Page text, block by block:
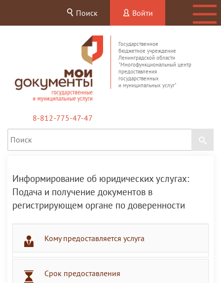
Поиск Войти
Государственное
бюджетное учреждение
Ленинградской области
"Многофункциональный центр
предоставления
государственных
и муниципальных услуг"
8-812-775-47-47
Информирование об юридических услугах:
Подача и получение документов в
регистрирующем органе по доверенности
Кому предоставляется услуга
Срок предоставления